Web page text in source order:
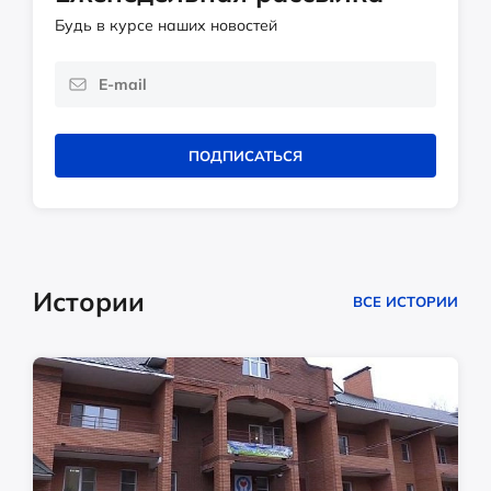
Будь в курсе наших новостей
ПОДПИСАТЬСЯ
Истории ВСЕ ИСТОРИИ